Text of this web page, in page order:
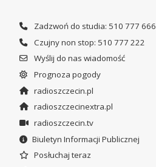
Zadzwoń do studia: 510 777 666
Czujny non stop: 510 777 222
Wyślij do nas wiadomość
Prognoza pogody
radioszczecin.pl
radioszczecinextra.pl
radioszczecin.tv
Biuletyn Informacji Publicznej
Posłuchaj teraz